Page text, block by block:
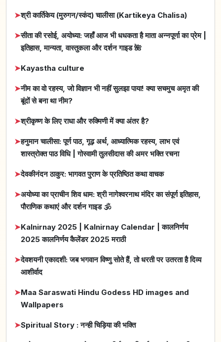
➤श्री कार्तिकेय (मुरुगन/स्कंद) चालीसा (Kartikeya Chalisa)
➤सीता की रसोई, अयोध्या: जहाँ आज भी धधकता है माता अन्नपूर्णा का प्रेम |
इतिहास, मान्यता, वास्तुकला और दर्शन गाइड 🌺
➤Kayastha culture
➤नीम का वो रहस्य, जो विज्ञान भी नहीं सुलझा पाया! क्या सचमुच अमृत की
बूंदों से बना था नीम?
➤श्रीकृष्ण के लिए राधा और रुक्मिणी में क्या अंतर है?
➤हनुमान चालीसा: पूर्ण पाठ, गूढ़ अर्थ, आध्यात्मिक रहस्य, लाभ एवं
शास्त्रोक्त पाठ विधि | गोस्वामी तुलसीदास की अमर भक्ति रचना
➤देवकीनंदन ठाकुर: भागवत पुराण के प्रतिष्ठित कथा वाचक
➤अयोध्या का प्राचीन शिव धाम: श्री नागेश्वरनाथ मंदिर का संपूर्ण इतिहास,
पौराणिक कथाएं और दर्शन गाइड 🕉️
➤Kalnirnay 2025 | Kalnirnay Calendar | कालनिर्णय
2025 कालनिर्णय कैलेंडर 2025 मराठी
➤देवशयनी एकादशी: जब भगवान विष्णु सोते हैं, तो धरती पर उतरता है दिव्य
आशीर्वाद
➤Maa Saraswati Hindu Godess HD images and
Wallpapers
➤Spiritual Story : नन्ही चिड़िया की भक्ति